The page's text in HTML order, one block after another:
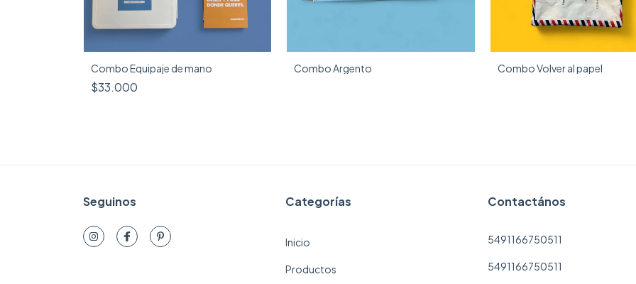
Combo Equipaje de mano
$33.000
Combo Argento Combo Volver al papel
Seguinos Categorías
Inicio
Productos
Contactános
5491166750511
5491166750511